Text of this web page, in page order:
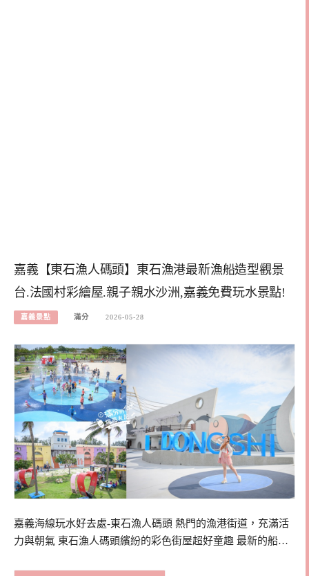
嘉義【東石漁人碼頭】東石漁港最新漁船造型觀景
台.法國村彩繪屋.親子親水沙洲,嘉義免費玩水景點!
嘉義景點 滿分 2026-05-28
嘉義海線玩水好去處-東石漁人碼頭 熱門的漁港街道，充滿活
力與朝氣 東石漁人碼頭繽紛的彩色街屋超好童趣 最新的船…